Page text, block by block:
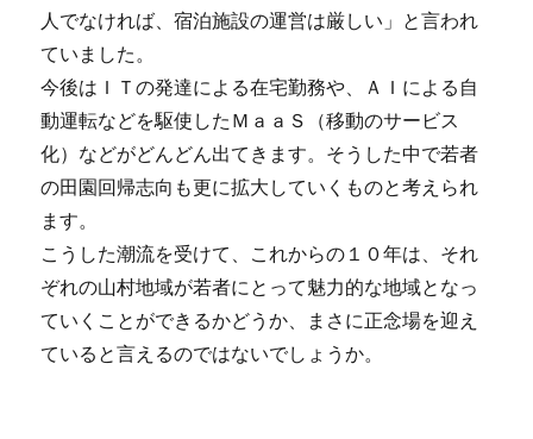
人でなければ、宿泊施設の運営は厳しい」と言われ
ていました。
今後はＩＴの発達による在宅勤務や、ＡＩによる自
動運転などを駆使したＭａａＳ（移動のサービス
化）などがどんどん出てきます。そうした中で若者
の田園回帰志向も更に拡大していくものと考えられ
ます。
こうした潮流を受けて、これからの１０年は、それ
ぞれの山村地域が若者にとって魅力的な地域となっ
ていくことができるかどうか、まさに正念場を迎え
ていると言えるのではないでしょうか。